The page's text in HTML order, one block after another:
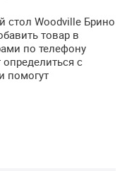
стол Woodville Брино
товар в
по телефону
определиться с
помогут